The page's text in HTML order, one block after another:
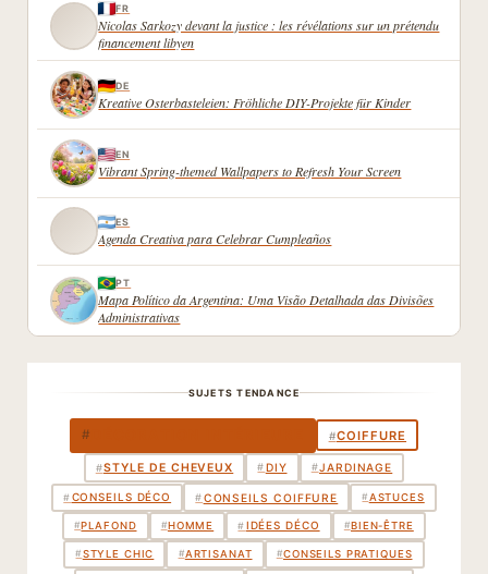
FR
Nicolas Sarkozy devant la justice : les révélations sur un prétendu
financement libyen
DE
Kreative Osterbasteleien: Fröhliche DIY-Projekte für Kinder
EN
Vibrant Spring-themed Wallpapers to Refresh Your Screen
ES
Agenda Creativa para Celebrar Cumpleaños
PT
Mapa Político da Argentina: Uma Visão Detalhada das Divisões
Administrativas
SUJETS TENDANCE
# #COIFFURE
#STYLE DE CHEVEUX #DIY #JARDINAGE
#CONSEILS DÉCO #CONSEILS COIFFURE # ASTUCES
#PLAFOND # HOMME #IDÉES DÉCO # BIEN-ÊTRE
# STYLE CHIC #ARTISANAT #CONSEILS PRATIQUES